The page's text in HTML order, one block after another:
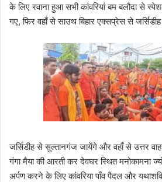
के लिए रवाना हुआ सभी कांवरियां बम बलौदा से
गए, फिर वहाँ से साउथ बिहार एक्सप्रेस से
जर्सिडीह से सुल्तानगंज जायेंगे और वहाँ से उत्तर
गंगा मैया की आरती कर देवघर स्थित मनोकामना
अर्पण करने के लिए कांवरिया पाँव पैदल और